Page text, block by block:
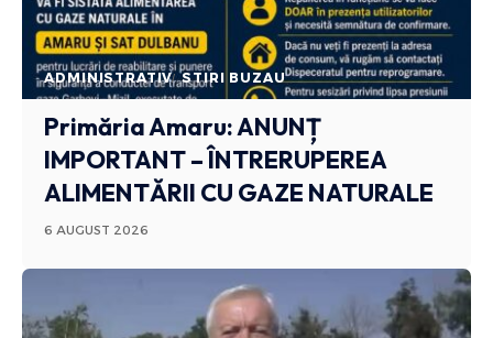
ADMINISTRATIV STIRI BUZAU
Primăria Amaru: ANUNȚ
IMPORTANT – ÎNTRERUPEREA
ALIMENTĂRII CU GAZE NATURALE
6 AUGUST 2026